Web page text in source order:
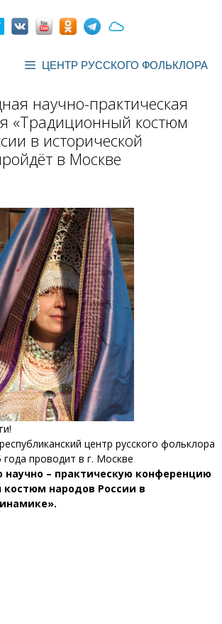
ЦЕНТР РУССКОГО ФОЛЬКЛОРА
научно-практическая
«Традиционный костюм
в исторической
в Москве
центр русского фольклора
проводит в г. Москве
– практическую конференцию
народов России в